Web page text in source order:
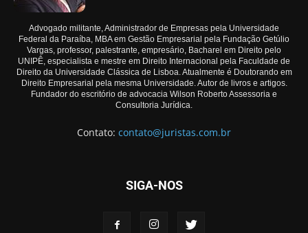
Advogado militante, Administrador de Empresas pela Universidade
Federal da Paraíba, MBA em Gestão Empresarial pela Fundação Getúlio
Vargas, professor, palestrante, empresário, Bacharel em Direito pelo
UNIPÊ, especialista e mestre em Direito Internacional pela Faculdade de
Direito da Universidade Clássica de Lisboa. Atualmente é Doutorando em
Direito Empresarial pela mesma Universidade. Autor de livros e artigos.
Fundador do escritório de advocacia Wilson Roberto Assessoria e
Consultoria Jurídica.
Contato: contato@juristas.com.br
SIGA-NOS